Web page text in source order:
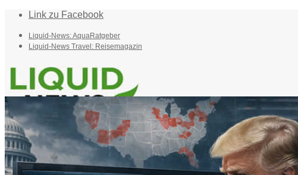
Link zu Facebook
Liquid-News: AquaRatgeber
Liquid-News Travel: Reisemagazin
Home